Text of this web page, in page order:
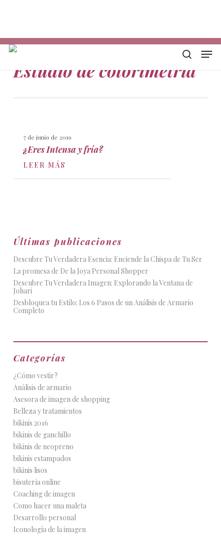
content
buscar
Tag
Estudio de colorimetría
7 de junio de 2019
¿Eres Intensa y fría?
LEER MÁS
Últimas publicaciones
Descubre Tu Verdadera Esencia: Enciende la Chispa de Tu Ser
La promesa de De la Joya Personal Shopper
Descubre Tu Verdadera Imagen: Explorando la Ventana de
Johari
Desbloquea tu Estilo: Los 6 Pasos de un Análisis de Armario
Completo
Categorías
¿Cómo vestir?
Análisis de armario
Asesora de imagen de shopping
Belleza y tratamientos
bikinis 2016
bikinis de ganchillo
bikinis de neopreno
bikinis estampados
bikinis lisos
bisutería online
Coaching de imagen
Como hacer una maleta
Desarrollo personal
Iconología de la imagen